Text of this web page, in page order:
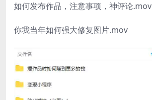
如何发布作品，注意事项，神评论.mov
你我当年如何强大修复图片.mov